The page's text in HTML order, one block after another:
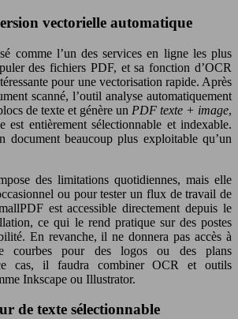
vectorielle automatique
comme l’un des services en ligne les plus
des fichiers PDF, et sa fonction d’OCR
pour une vectorisation rapide. Après
scanné, l’outil analyse automatiquement
de texte et génère un PDF texte + image,
est entièrement sélectionnable et indexable.
document beaucoup plus exploitable qu’un
des limitations quotidiennes, mais elle
ou pour tester un flux de travail de
est accessible directement depuis le
ce qui le rend pratique sur des postes
En revanche, il ne donnera pas accès à
courbes pour des logos ou des plans
cas, il faudra combiner OCR et outils
Inkscape ou Illustrator.
de texte sélectionnable